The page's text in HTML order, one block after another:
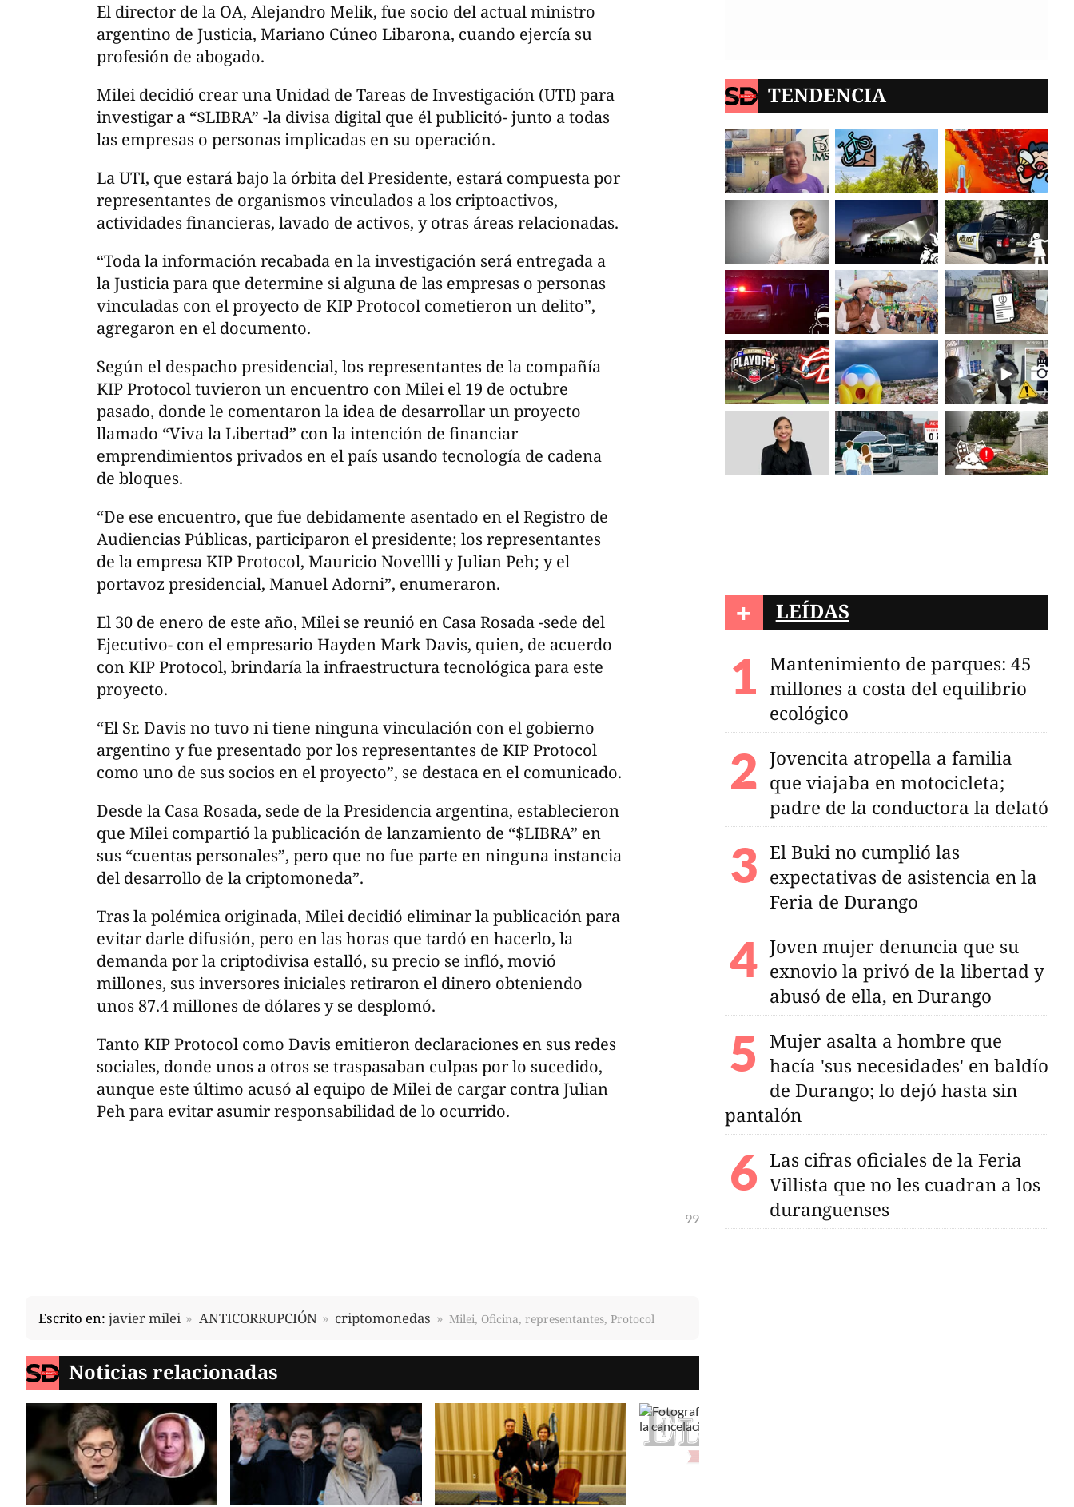
El director de la OA, Alejandro Melik, fue socio del actual ministro
argentino de Justicia, Mariano Cúneo Libarona, cuando ejercía su
profesión de abogado.
Milei decidió crear una Unidad de Tareas de Investigación (UTI) para
investigar a “$LIBRA” -la divisa digital que él publicitó- junto a todas
las empresas o personas implicadas en su operación.
La UTI, que estará bajo la órbita del Presidente, estará compuesta por
representantes de organismos vinculados a los criptoactivos,
actividades financieras, lavado de activos, y otras áreas relacionadas.
“Toda la información recabada en la investigación será entregada a
la Justicia para que determine si alguna de las empresas o personas
vinculadas con el proyecto de KIP Protocol cometieron un delito”,
agregaron en el documento.
Según el despacho presidencial, los representantes de la compañía
KIP Protocol tuvieron un encuentro con Milei el 19 de octubre
pasado, donde le comentaron la idea de desarrollar un proyecto
llamado “Viva la Libertad” con la intención de financiar
emprendimientos privados en el país usando tecnología de cadena
de bloques.
“De ese encuentro, que fue debidamente asentado en el Registro de
Audiencias Públicas, participaron el presidente; los representantes
de la empresa KIP Protocol, Mauricio Novellli y Julian Peh; y el
portavoz presidencial, Manuel Adorni”, enumeraron.
El 30 de enero de este año, Milei se reunió en Casa Rosada -sede del
Ejecutivo- con el empresario Hayden Mark Davis, quien, de acuerdo
con KIP Protocol, brindaría la infraestructura tecnológica para este
proyecto.
“El Sr. Davis no tuvo ni tiene ninguna vinculación con el gobierno
argentino y fue presentado por los representantes de KIP Protocol
como uno de sus socios en el proyecto”, se destaca en el comunicado.
Desde la Casa Rosada, sede de la Presidencia argentina, establecieron
que Milei compartió la publicación de lanzamiento de “$LIBRA” en
sus “cuentas personales”, pero que no fue parte en ninguna instancia
del desarrollo de la criptomoneda”.
Tras la polémica originada, Milei decidió eliminar la publicación para
evitar darle difusión, pero en las horas que tardó en hacerlo, la
demanda por la criptodivisa estalló, su precio se infló, movió
millones, sus inversores iniciales retiraron el dinero obteniendo
unos 87.4 millones de dólares y se desplomó.
Tanto KIP Protocol como Davis emitieron declaraciones en sus redes
sociales, donde unos a otros se traspasaban culpas por lo sucedido,
aunque este último acusó al equipo de Milei de cargar contra Julian
Peh para evitar asumir responsabilidad de lo ocurrido.
99
Escrito en: javier milei ANTICORRUPCIÓN criptomonedas Milei, Oficina, representantes, Protocol
Noticias relacionadas
TENDENCIA
+ LEÍDAS
Mantenimiento de parques: 45
millones a costa del equilibrio
ecológico
Jovencita atropella a familia
que viajaba en motocicleta;
padre de la conductora la delató
El Buki no cumplió las
expectativas de asistencia en la
Feria de Durango
Joven mujer denuncia que su
exnovio la privó de la libertad y
abusó de ella, en Durango
Mujer asalta a hombre que
hacía 'sus necesidades' en baldío
de Durango; lo dejó hasta sin
pantalón
Las cifras oficiales de la Feria
Villista que no les cuadran a los
duranguenses